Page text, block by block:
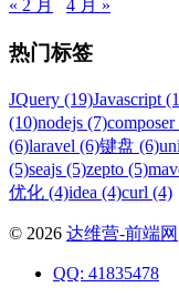
« 2 月
4 月 »
热门标签
JQuery (19)Javascript
(10)nodejs (7)composer
(6)laravel (6)键盘 (6)
(5)seajs (5)zepto (5)
优化 (4)idea (4)curl (4)
© 2026 达维营-前端网
QQ: 41835478